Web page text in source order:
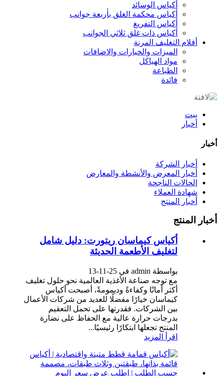
أكياس الوسائد
أكياس محكمة الغلق بأربعة جوانب
أكياس التفريغ
أكياس ذات غلق ثلاثي الجوانب
أفلام التغليف المرنة
الميزات والخيارات والإضافات
مواد الهياكل
الطباعة
فائدة
بيت
أخبار
أخبار
أخبار الشركة
أخبار المعرض والأنشطة والمعارض
الحالات الناجحة
شهادة العملاء
أخبار المنتج
أخبار المنتج
أكياس كيماسان ريتورت: دليل شامل
لتغليف الأطعمة الحديثة
بواسطة admin في 25-11-13
مع توجه صناعة الأغذية العالمية نحو حلول تغليف
أكثر أمانًا وكفاءةً وديمومةً، أصبحت أكياس
كيماسان خيارًا مفضلًا للعديد من شركات الأعمال
بين الشركات. فقدرتها على تحمل التعقيم
بدرجات حرارة عالية مع الحفاظ على نضارة
المنتج تجعلها ابتكارًا رئيسيًا...
اقرأ المزيد